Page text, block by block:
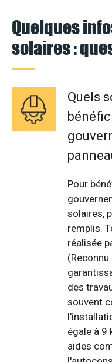
Quelques
solaires :
Quels
Pour
solaires,
remplis.
réalisée
des
souvent
égale à 9
aides